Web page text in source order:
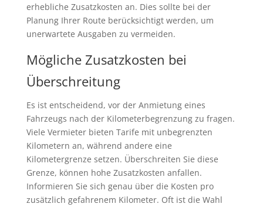
erhebliche Zusatzkosten an. Dies sollte bei der
Planung Ihrer Route berücksichtigt werden, um
unerwartete Ausgaben zu vermeiden.
Mögliche Zusatzkosten bei
Überschreitung
Es ist entscheidend, vor der Anmietung eines
Fahrzeugs nach der Kilometerbegrenzung zu fragen.
Viele Vermieter bieten Tarife mit unbegrenzten
Kilometern an, während andere eine
Kilometergrenze setzen. Überschreiten Sie diese
Grenze, können hohe Zusatzkosten anfallen.
Informieren Sie sich genau über die Kosten pro
zusätzlich gefahrenem Kilometer. Oft ist die Wahl